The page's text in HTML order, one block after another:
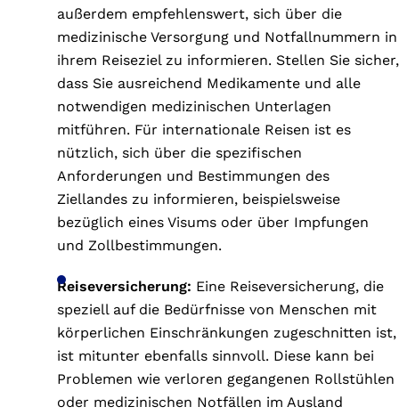
außerdem empfehlenswert, sich über die
medizinische Versorgung und Notfallnummern in
ihrem Reiseziel zu informieren. Stellen Sie sicher,
dass Sie ausreichend Medikamente und alle
notwendigen medizinischen Unterlagen
mitführen. Für internationale Reisen ist es
nützlich, sich über die spezifischen
Anforderungen und Bestimmungen des
Ziellandes zu informieren, beispielsweise
bezüglich eines Visums oder über Impfungen
und Zollbestimmungen.
Reiseversicherung: Eine Reiseversicherung, die
speziell auf die Bedürfnisse von Menschen mit
körperlichen Einschränkungen zugeschnitten ist,
ist mitunter ebenfalls sinnvoll. Diese kann bei
Problemen wie verloren gegangenen Rollstühlen
oder medizinischen Notfällen im Ausland